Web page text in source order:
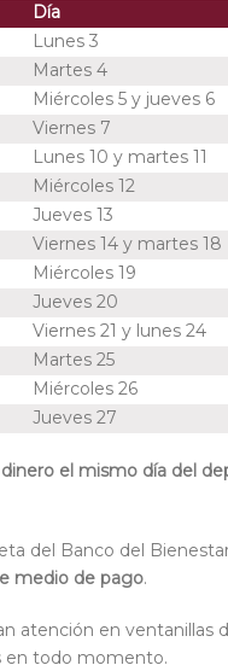
Día
Lunes 3
Martes 4
Miércoles 5 y jueves 6
Viernes 7
Lunes 10 y martes 11
Miércoles 12
Jueves 13
Viernes 14 y martes 18
Miércoles 19
Jueves 20
Viernes 21 y lunes 24
Martes 25
Miércoles 26
Jueves 27
el mismo día del
del Banco del
medio de pago.
atención en ventanillas
en todo momento.